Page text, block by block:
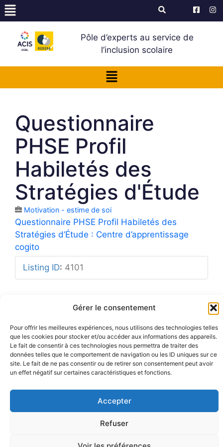
Gérer le consentement
Pour offrir les meilleures expériences, nous utilisons des technologies telles
que les cookies pour stocker et/ou accéder aux informations des appareils.
Le fait de consentir à ces technologies nous permettra de traiter des
données telles que le comportement de navigation ou les ID uniques sur ce
site. Le fait de ne pas consentir ou de retirer son consentement peut avoir
un effet négatif sur certaines caractéristiques et fonctions.
Accepter
Refuser
Pôle d’experts au service de
l’inclusion scolaire
Questionnaire
PHSE Profil
Habiletés des
Stratégies d'Étude
Motivation - estime de soi
Questionnaire PHSE Profil Habiletés des
Stratégies d’Étude : Centre d’apprentissage
cogito
Listing ID: 4101
Rue Barbier 12, 1300 Wavre
Tel: 0455 14 53 30
Numéro FASE : 11020
Mentions légales
Politique de confidentialité
Plan du site
© 2026 Pôle Hedera, tous droits
réservés